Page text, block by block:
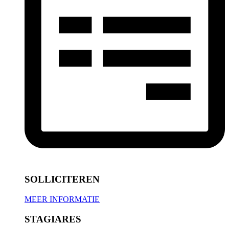
SOLLICITEREN
MEER INFORMATIE
STAGIARES